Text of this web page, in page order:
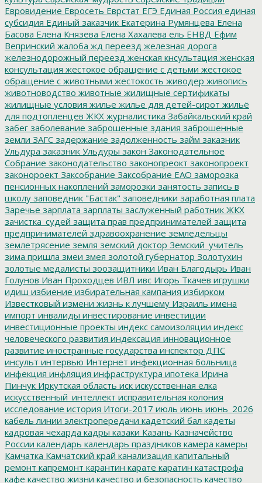
Евровидение Евросеть Еврстат ЕГЭ Единая Россия единая
субсидия Единый заказчик Екатерина Румянцева Елена
Басова Елена Князева Елена Хахалева ель ЕНВД Ефим
Вепринский жалоба жд переезд железная дорога
железнодорожный переезд женская кнсультация женская
консультация жестокое обращение с детьми жестокое
обращение с животными жестокость живодер живопись
животноводство животные жилищные сертификаты
жилищные условия жилье жилье для детей-сирот жильё
для подтопленцев ЖКХ журналистика Забайкальский край
забег заболевание заброшенные здания заброшенные
земли ЗАГС задержание задолженность займ заказник
Ульдура заказник Ульдуры закон Законодательное
Собрание законодательство законопреокт законопроект
законороект Заксобрание Заксобрание ЕАО заморозка
пенсионных накоплений заморозки занятость запись в
школу заповедник "Бастак" заповедники заработная плата
Заречье зарплата зарплаты заслуженный работник ЖКХ
зачистка_судей защита прав предпринимателей защита
предпринимателей здравоохранение земледельцы
землетрясение земля земский доктор Земский_учитель
зима пришла змеи змея золотой губернатор Золотухин
золотые медалисты зоозащитники Иван Благодырь Иван
Голунов Иван Проходцев ИВЛ ивс Игорь Ткачев игрушки
идиш избиение избирательная кампания избирком
Известковый измени жизнь к лучшему Израиль имена
импорт инвалиды инвестирование инвестиции
инвестиционные проекты индекс самоизоляции индекс
человеческого развития индексация инновационное
развитие иностранные государства инспектор ДПС
инсульт интервью Интернет инфекционная больница
инфекция инфляция инфраструктура ипотека Ирина
Пинчук Иркутская область иск искусственная елка
искусственный_интеллект исправительная колония
исследование история Итоги-2017 июль июнь июнь_2026
кабель линии электропередачи кадетский бал кадеты
кадровая чехарда кадры казаки Казань Казначейство
России календарь календарь праздников камера камеры
Камчатка Камчатский край канализация капитальный
ремонт капремонт карантин карате каратин катастрофа
кафе качество жизни качество и безопасность качество